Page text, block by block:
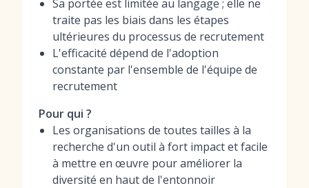
Sa portée est limitée au langage ; elle ne
traite pas les biais dans les étapes
ultérieures du processus de recrutement
L'efficacité dépend de l'adoption
constante par l'ensemble de l'équipe de
recrutement
Pour qui ?
Les organisations de toutes tailles à la
recherche d'un outil à fort impact et facile
à mettre en œuvre pour améliorer la
diversité en haut de l'entonnoir